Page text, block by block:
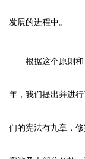
发展的进程中。
根据这个原则
年，我们提出并进
们的宪法有九章，